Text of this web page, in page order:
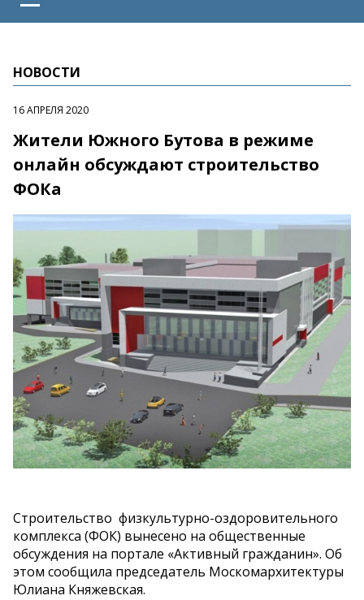
НОВОСТИ
16 АПРЕЛЯ 2020
Жители Южного Бутова в режиме
онлайн обсуждают строительство
ФОКа
Строительство физкультурно-оздоровительного
комплекса (ФОК) вынесено на общественные
обсуждения на портале «Активный гражданин». Об
этом сообщила председатель Москомархитектуры
Юлиана Княжевская.